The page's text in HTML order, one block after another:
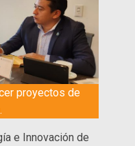
proyectos de
e Innovación de